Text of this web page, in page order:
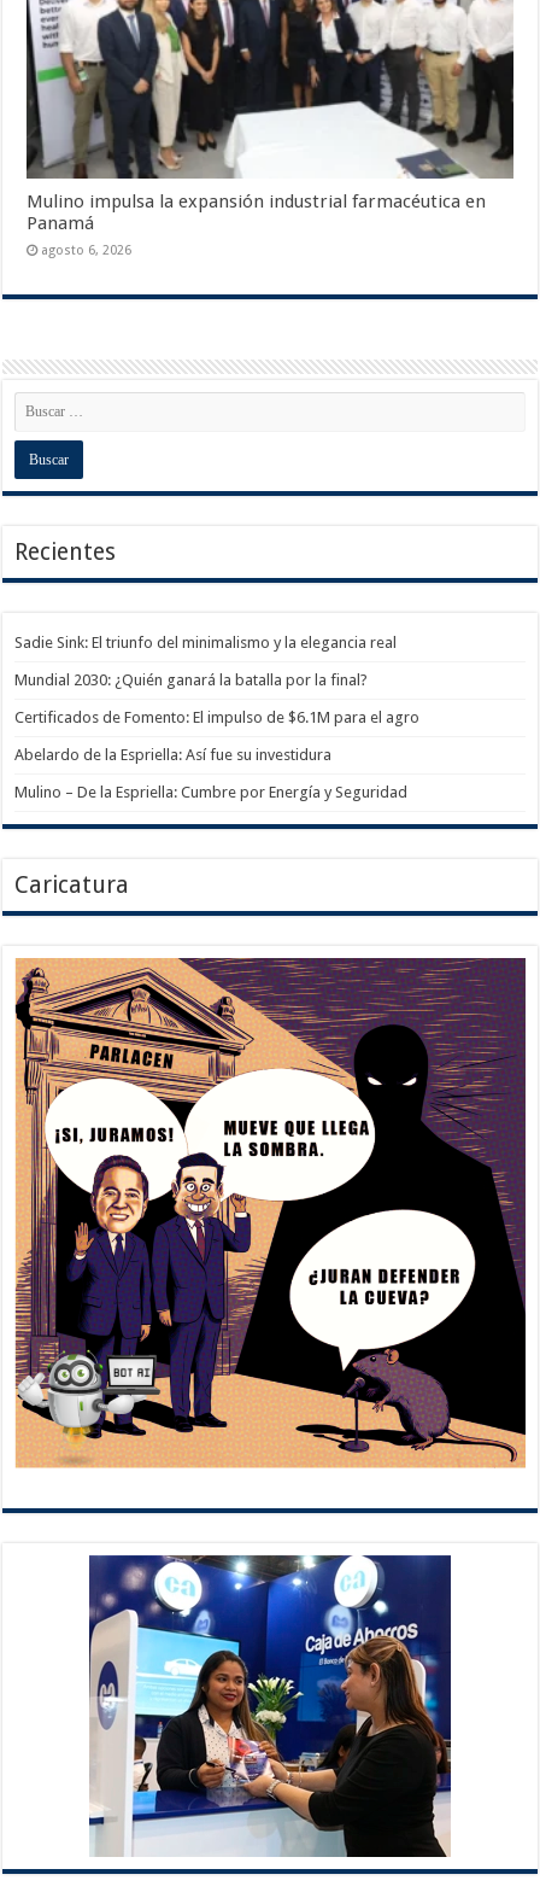
Mulino impulsa la expansión industrial farmacéutica en
Panamá
agosto 6, 2026
Recientes
Sadie Sink: El triunfo del minimalismo y la elegancia real
Mundial 2030: ¿Quién ganará la batalla por la final?
Certificados de Fomento: El impulso de $6.1M para el agro
Abelardo de la Espriella: Así fue su investidura
Mulino – De la Espriella: Cumbre por Energía y Seguridad
Caricatura